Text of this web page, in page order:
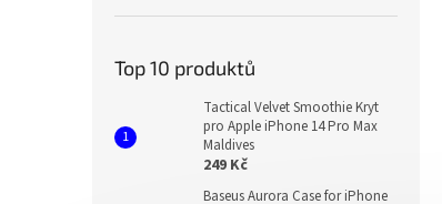
Top 10 produktů
Tactical Velvet Smoothie Kryt
pro Apple iPhone 14 Pro Max
Maldives
249 Kč
Baseus Aurora Case for iPhone